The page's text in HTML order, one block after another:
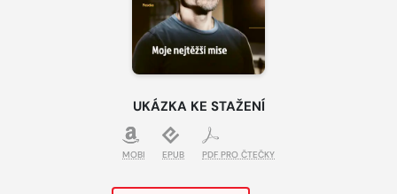
UKÁZKA KE STAŽENÍ
MOBI EPUB PDF PRO ČTEČKY